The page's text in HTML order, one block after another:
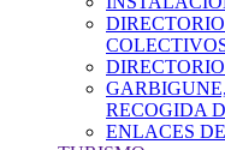
RECOGIDA
ENLACES